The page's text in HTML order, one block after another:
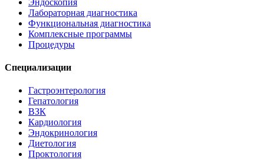
Лабораторная диагностика
Функциональная диагностика
Комплексные программы
Процедуры
Специализации
Гастроэнтерология
Гепатология
ВЗК
Кардиология
Эндокринология
Диетология
Проктология